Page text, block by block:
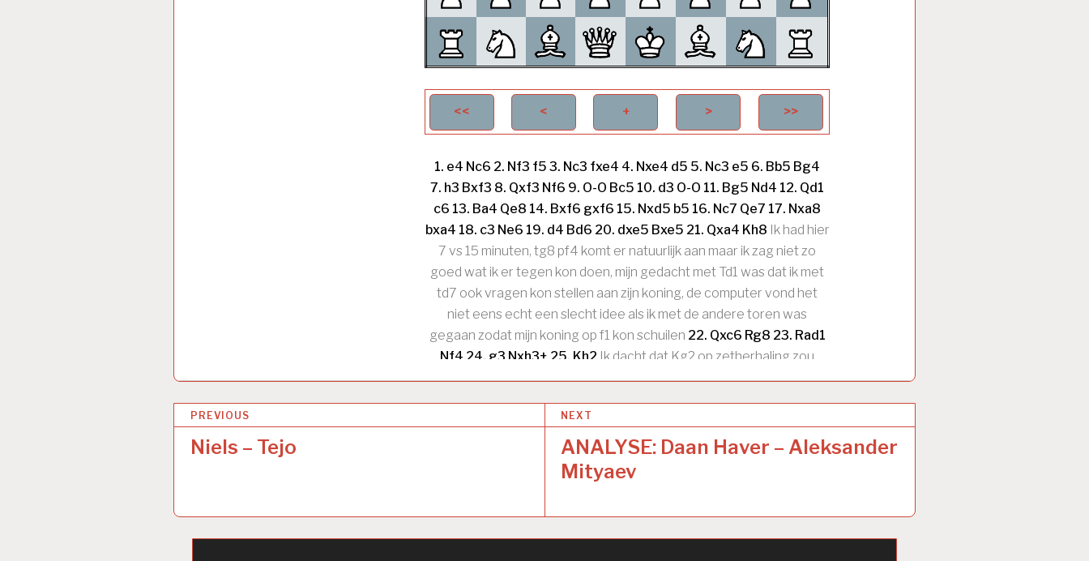
1. e4 Nc6 2. Nf3 f5 3. Nc3 fxe4 4. Nxe4 d5 5. Nc3 e5 6. Bb5 Bg4
7. h3 Bxf3 8. Qxf3 Nf6 9. O-O Bc5 10. d3 O-O 11. Bg5 Nd4 12. Qd1
c6 13. Ba4 Qe8 14. Bxf6 gxf6 15. Nxd5 b5 16. Nc7 Qe7 17. Nxa8
bxa4 18. c3 Ne6 19. d4 Bd6 20. dxe5 Bxe5 21. Qxa4 Kh8 Ik had hier
7 vs 15 minuten, tg8 pf4 komt er natuurlijk aan maar ik zag niet zo
goed wat ik er tegen kon doen, mijn gedacht met Td1 was dat ik met
td7 ook vragen kon stellen aan zijn koning, de computer vond het
niet eens echt een slecht idee als ik met de andere toren was
gegaan zodat mijn koning op f1 kon schuilen 22. Qxc6 Rg8 23. Rad1
Nf4 24. g3 Nxh3+ 25. Kh2 Ik dacht dat Kg2 op zetherhaling zou
uitkomen en ik zag pxf2 niet25...Nxf226.Rxf2Rxg327.Kh1Qf8
Bericht
navigatie
PREVIOUS
Niels – Tejo
NEXT
ANALYSE: Daan Haver – Aleksander
Mityaev